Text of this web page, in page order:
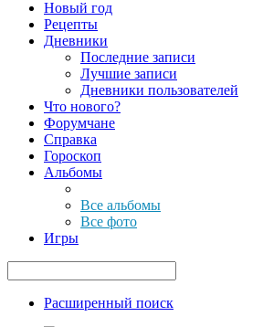
Новый год
Рецепты
Дневники
Последние записи
Лучшие записи
Дневники пользователей
Что нового?
Форумчане
Справка
Гороскоп
Альбомы
Все альбомы
Все фото
Игры
Расширенный поиск